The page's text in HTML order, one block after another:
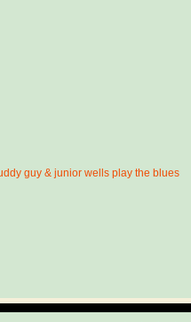
guy & junior wells play the blues